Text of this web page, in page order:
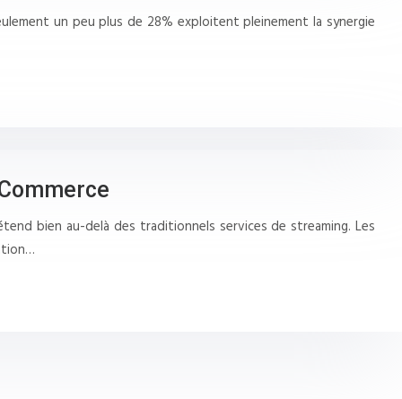
un peu plus de 28% exploitent pleinement la synergie
bien au-delà des traditionnels services de streaming. Les